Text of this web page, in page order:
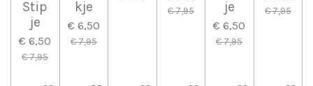
Stip
je
€ 6,50
€ 7,95
kje
€ 6,50
€ 7,95
€ 7,95
je
€ 6,50
€ 7,95
€ 7,95